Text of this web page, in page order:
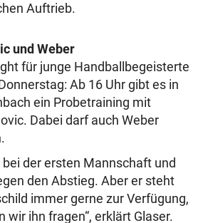
Auftrieb.
und Weber
für junge Handballbegeisterte
Ab 16 Uhr gibt es in
ein Probetraining mit
Dabei darf auch Weber
bei der ersten Mannschaft und
den Abstieg. Aber er steht
immer gerne zur Verfügung,
wir ihn fragen“, erklärt Glaser.